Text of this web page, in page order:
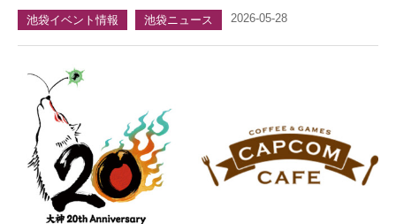
口コミ
マイページ
ブックマーク
池袋イベント情報 池袋ニュース 2026-05-28